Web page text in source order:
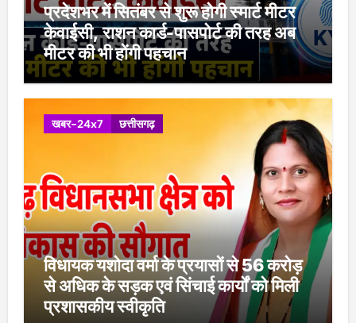
प्रदेशभर में सितंबर से शुरू होगी स्मार्ट मीटर
केवाईसी, राशन कार्ड-पासपोर्ट की तरह अब
मीटर की भी होंगी पहचान
खबर-24x7 छत्तीसगढ़
विधायक यशोदा वर्मा के प्रयासों से 56 करोड़
से अधिक के सड़क एवं सिंचाई कार्यों को मिली
प्रशासकीय स्वीकृति